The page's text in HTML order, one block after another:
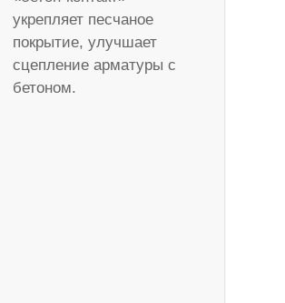
укрепляет песчаное
покрытие, улучшает
сцепление арматуры с
бетоном.